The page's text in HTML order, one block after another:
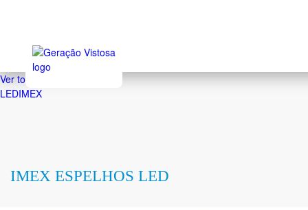
Ver todas as marcas
LEDIMEX
IMEX ESPELHOS LED